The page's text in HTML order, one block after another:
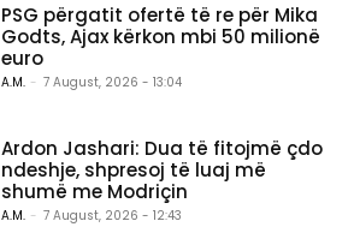
PSG përgatit ofertë të re për Mika
Godts, Ajax kërkon mbi 50 milionë
euro
A.M. - 7 August, 2026 - 13:04
Ardon Jashari: Dua të fitojmë çdo
ndeshje, shpresoj të luaj më
shumë me Modriçin
A.M. - 7 August, 2026 - 12:43